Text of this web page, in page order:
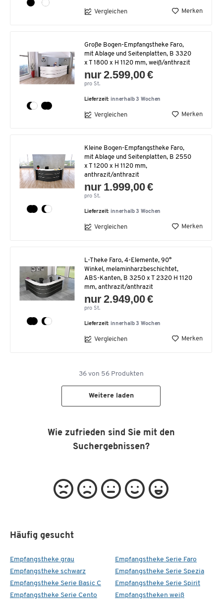
Vergleichen Merken
Große Bogen-Empfangstheke Faro,
mit Ablage und Seitenplatten, B 3320
x T 1800 x H 1120 mm, weiß/anthrazit
nur 2.599,00 €
pro St.
Lieferzeit: innerhalb 3 Wochen
Vergleichen Merken
Kleine Bogen-Empfangstheke Faro,
mit Ablage und Seitenplatten, B 2550
x T 1200 x H 1120 mm,
anthrazit/anthrazit
nur 1.999,00 €
pro St.
Lieferzeit: innerhalb 3 Wochen
Vergleichen Merken
L-Theke Faro, 4-Elemente, 90°
Winkel, melaminharzbeschichtet,
ABS-Kanten, B 3250 x T 2320 H 1120
mm, anthrazit/anthrazit
nur 2.949,00 €
pro St.
Lieferzeit: innerhalb 3 Wochen
Vergleichen Merken
36von 56Produkten
Weitere laden
Wie zufrieden sind Sie mit den
Suchergebnissen?
Häufig gesucht
Empfangstheke grau
Empfangstheke schwarz
Empfangstheke Serie Basic C
Empfangstheke Serie Cento
Empfangstheke Serie Faro
Empfangstheke Serie Spezia
Empfangstheke Serie Spirit
Empfangstheken weiß